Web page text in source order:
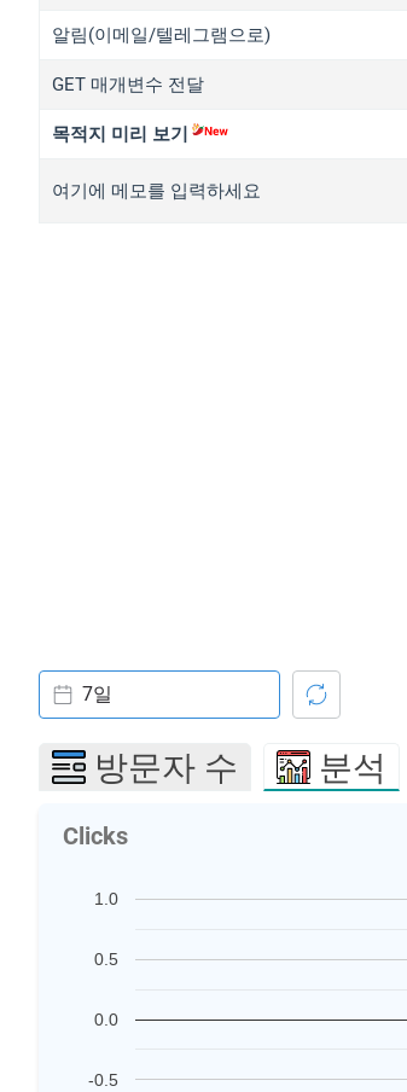
알림(이메일/텔레그램으로)
GET 매개변수 전달
목적지 미리 보기
여기에 메모를 입력하세요
7일
방문자 수 분석
Clicks
-0.5
0.0
0.5
1.0